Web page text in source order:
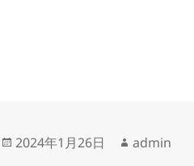
投
2024年1月26日
作
admin